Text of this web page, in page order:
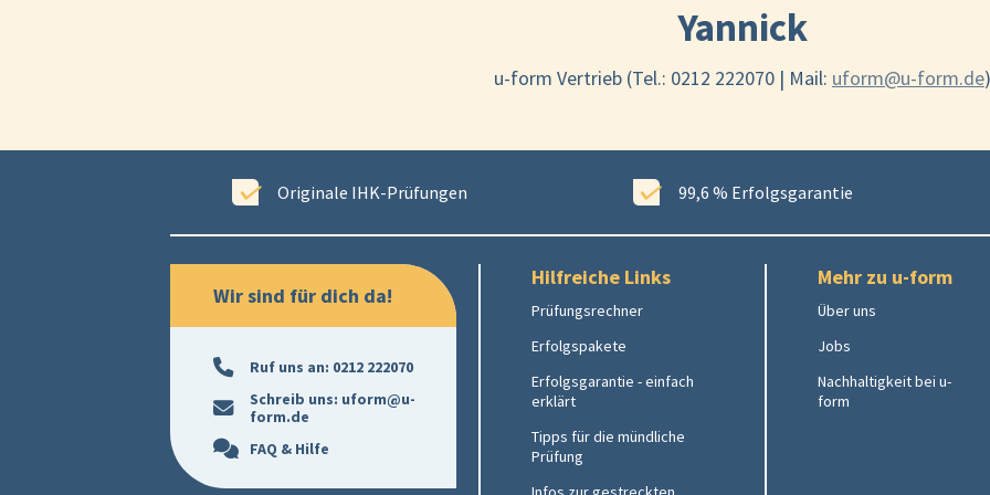
Yannick
u-form Vertrieb (Tel.: 0212 222070 | Mail: uform@u-form.de)
Originale IHK-Prüfungen 99,6 % Erfolgsgarantie
Wir sind für dich da!
Ruf uns an: 0212 222070
Schreib uns: uform@u-
form.de
FAQ & Hilfe
Hilfreiche Links
Prüfungsrechner
Erfolgspakete
Erfolgsgarantie - einfach
erklärt
Tipps für die mündliche
Prüfung
Mehr zu u-form
Über uns
Jobs
Nachhaltigkeit bei u-
form